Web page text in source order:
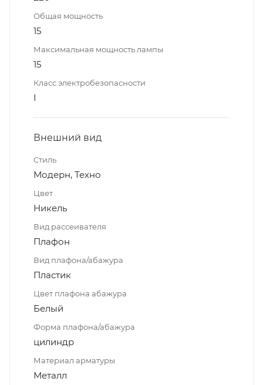
Общая мощность
15
Максимальная мощность лампы
15
Класс электробезопасности
I
Внешний вид
Стиль
Модерн, Техно
Цвет
Никель
Вид рассеивателя
Плафон
Вид плафона/абажура
Пластик
Цвет плафона абажура
Белый
Форма плафона/абажура
цилиндр
Материал арматуры
Металл